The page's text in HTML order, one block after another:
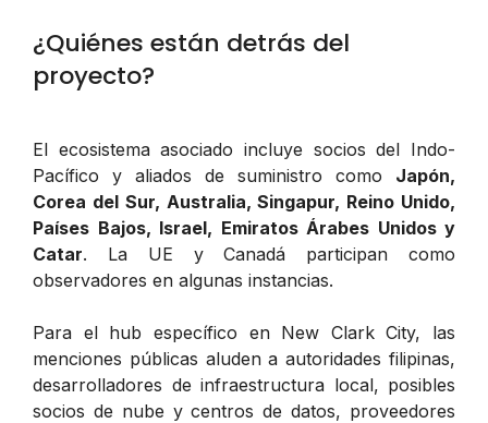
¿Quiénes están detrás del
proyecto?
El ecosistema asociado incluye socios del Indo-
Pacífico y aliados de suministro como Japón,
Corea del Sur, Australia, Singapur, Reino Unido,
Países Bajos, Israel, Emiratos Árabes Unidos y
Catar. La UE y Canadá participan como
observadores en algunas instancias.
Para el hub específico en New Clark City, las
menciones públicas aluden a autoridades filipinas,
desarrolladores de infraestructura local, posibles
socios de nube y centros de datos, proveedores